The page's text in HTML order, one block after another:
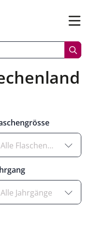
Menü
Alle Flaschengrössen
Alle Jahrgänge